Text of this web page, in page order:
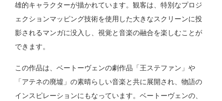
雄的キャラクターが描かれています。観客は、特別なプロジ
ェクションマッピング技術を使用した大きなスクリーンに投
影されるマンガに没入し、視覚と音楽の融合を楽しむことが
できます。
この作品は、ベートーヴェンの劇作品「王ステファン」や
「アテネの廃墟」の素晴らしい音楽と共に展開され、物語の
インスピレーションにもなっています。ベートーヴェンの、